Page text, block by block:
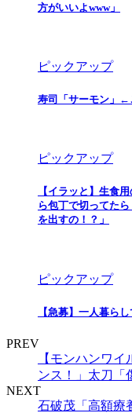
方がいいよwww」
ピックアップ
寿司「サーモン」←
ピックアップ
【イラッと】生食
ら包丁で切ってた
を出すの！？」
ピックアップ
【急募】一人暮ら
PREV
【モンハンワ
ンス！」太刀「
NEXT
石破茂「高額療